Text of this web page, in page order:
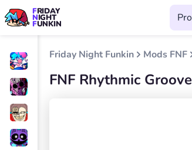
FRIDAY
NIGHT
FUNKIN
Friday Night Funkin Mods FNF
FNF Rhythmic